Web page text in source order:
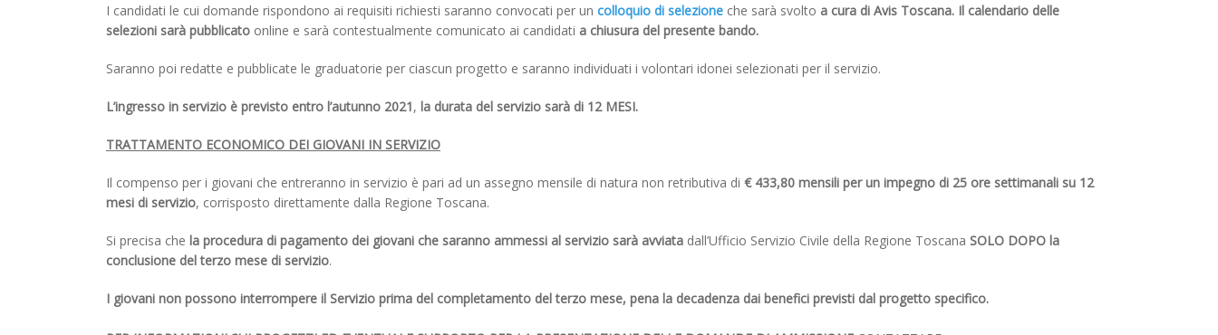
I candidati le cui domande rispondono ai requisiti richiesti saranno convocati per un colloquio di selezione che sarà svolto a cura di Avis Toscana. Il calendario delle
selezioni sarà pubblicato online e sarà contestualmente comunicato ai candidati a chiusura del presente bando.
Saranno poi redatte e pubblicate le graduatorie per ciascun progetto e saranno individuati i volontari idonei selezionati per il servizio.
L’ingresso in servizio è previsto entro l’autunno 2021, la durata del servizio sarà di 12 MESI.
TRATTAMENTO ECONOMICO DEI GIOVANI IN SERVIZIO
Il compenso per i giovani che entreranno in servizio è pari ad un assegno mensile di natura non retributiva di € 433,80 mensili per un impegno di 25 ore settimanali su 12
mesi di servizio, corrisposto direttamente dalla Regione Toscana.
Si precisa che la procedura di pagamento dei giovani che saranno ammessi al servizio sarà avviata dall’Ufficio Servizio Civile della Regione Toscana SOLO DOPO la
conclusione del terzo mese di servizio.
I giovani non possono interrompere il Servizio prima del completamento del terzo mese, pena la decadenza dai benefici previsti dal progetto specifico.